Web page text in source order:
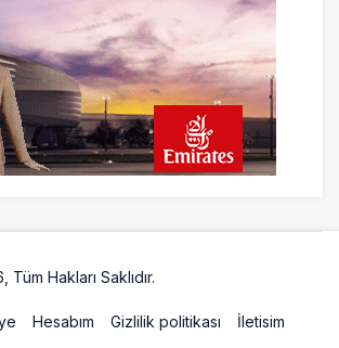
yeni sipariş
önce
uçağına polis köpeklerle girdi: 3
indirildi
önce
Hakları Saklıdır.
Hesabım Gizlilik politikası İletisim